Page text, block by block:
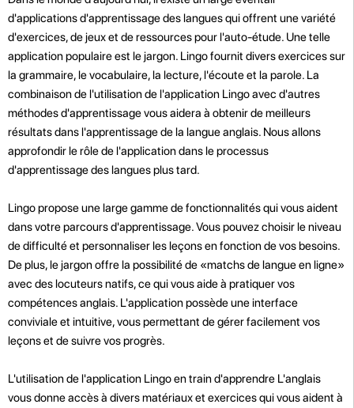
d'applications d'apprentissage des langues qui offrent une variété
d'exercices, de jeux et de ressources pour l'auto-étude. Une telle
application populaire est le jargon. Lingo fournit divers exercices sur
la grammaire, le vocabulaire, la lecture, l'écoute et la parole. La
combinaison de l'utilisation de l'application Lingo avec d'autres
méthodes d'apprentissage vous aidera à obtenir de meilleurs
résultats dans l'apprentissage de la langue anglais. Nous allons
approfondir le rôle de l'application dans le processus
d'apprentissage des langues plus tard.
Lingo propose une large gamme de fonctionnalités qui vous aident
dans votre parcours d'apprentissage. Vous pouvez choisir le niveau
de difficulté et personnaliser les leçons en fonction de vos besoins.
De plus, le jargon offre la possibilité de «matchs de langue en ligne»
avec des locuteurs natifs, ce qui vous aide à pratiquer vos
compétences anglais. L'application possède une interface
conviviale et intuitive, vous permettant de gérer facilement vos
leçons et de suivre vos progrès.
L'utilisation de l'application Lingo en train d'apprendre L'anglais
vous donne accès à divers matériaux et exercices qui vous aident à